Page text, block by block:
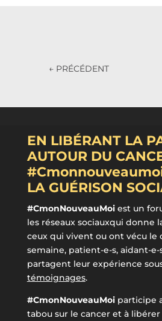
← PRÉCÉDENT
EN LIBÉRANT LA
AUTOUR DU
#Cmonnouveaumoi
LA GUÉRISON
#CmonNouveauMoiest un
les réseaux sociauxqui donne
ceux qui vivent ou ont vécu le
semaine, patient-e-s, aidant-
partagent leur expérience
témoignages.
#CmonNouveauMoiparticipe
tabou sur le cancer et à libérer